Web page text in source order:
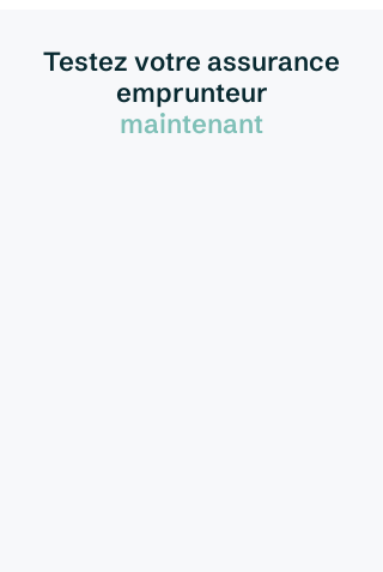
Testez votre assurance
emprunteur
maintenant